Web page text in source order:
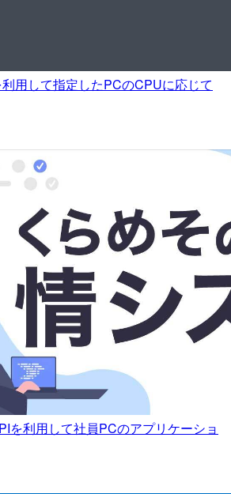
用して指定したPCのCPUに応じて
を利用して社員PCのアプリケーショ